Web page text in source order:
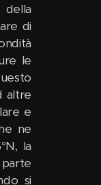
di
le
altre
e
ne
la
si